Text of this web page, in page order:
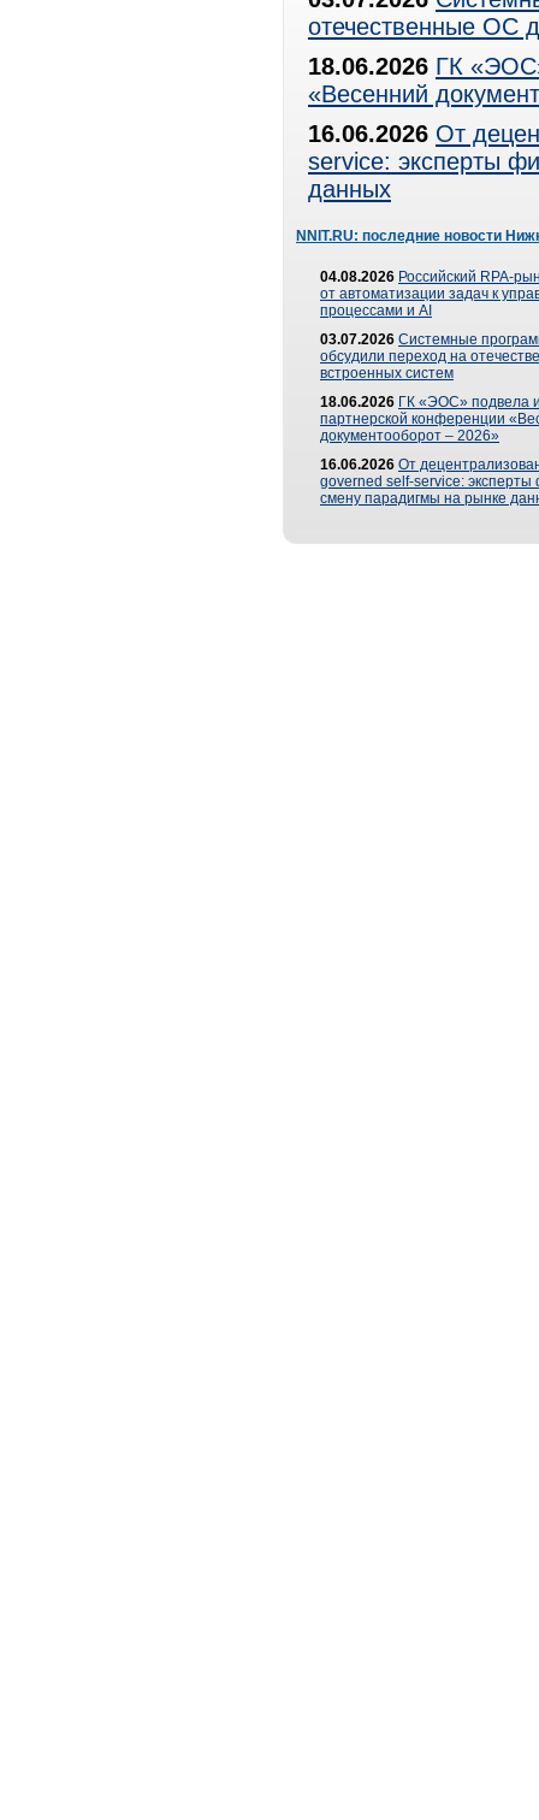
отечественные ОС
18.06.2026 ГК
«Весенний
16.06.2026 От
service: эксперты
данных
NNIT.RU: последние новости
04.08.2026 Российский RPA-
от автоматизации задач к
процессами и AI
03.07.2026 Системные
обсудили переход на
встроенных систем
18.06.2026 ГК «ЭОС» подвела
партнерской конференции
документооборот – 2026»
16.06.2026 От
governed self-service: эксперты
смену парадигмы на рынке